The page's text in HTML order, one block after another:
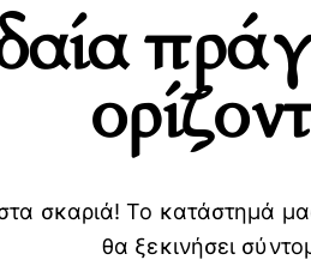
σκαριά! Το κατάστημά
θα ξεκινήσει
SEARCH